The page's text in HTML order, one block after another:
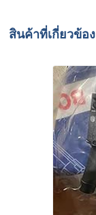
สินค้าที่เกี่ยวข้อง